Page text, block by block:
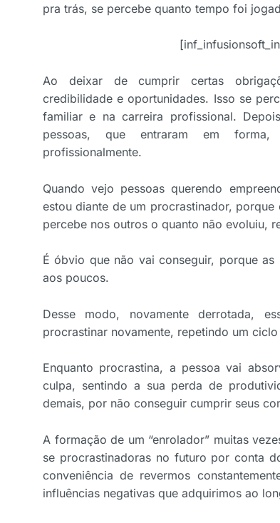
pra trás, se percebe quanto tempo foi
Ao deixar de cumprir certas
credibilidade e oportunidades. Isso se
familiar e na carreira profissional.
pessoas, que entraram em forma,
profissionalmente.
Quando vejo pessoas querendo
estou diante de um procrastinador,
percebe nos outros o quanto não evoluiu,
É óbvio que não vai conseguir, porque as
aos poucos.
Desse modo, novamente derrotada,
procrastinar novamente, repetindo um
Enquanto procrastina, a pessoa vai
culpa, sentindo a sua perda de
demais, por não conseguir cumprir seus
A formação de um “enrolador” muitas
se procrastinadoras no futuro por conta
conveniência de revermos
influências negativas que adquirimos ao